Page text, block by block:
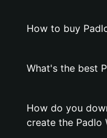
How to buy
What's the best
How do you
create the Padlo